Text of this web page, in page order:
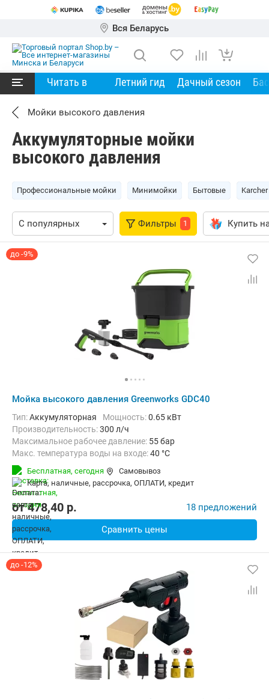
Вся Беларусь
Читать в Летний гид Дачный сезон
Мойки высокого давления
Аккумуляторные мойки
высокого давления
Профессиональные мойки Минимойки Бытовые Karcher
Фильтры 1 Купить
до -9%
Мойка высокого давления Greenworks GDC40
Тип:Аккумуляторная Мощность:0.65 кВт
Производительность:300 л/ч
Максимальное рабочее давление: 55 бар
Макс. температура воды на входе:40 °C
Длина шланга высокого давления :
Бесплатная, сегодня
Самовывоз
карта, наличные, рассрочка, ОПЛАТИ, кредит
от478,40 p. 18 предложений
Сравнить цены
до -12%